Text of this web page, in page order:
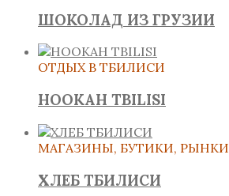
ШОКОЛАД ИЗ ГРУЗИИ
ОТДЫХ В ТБИЛИСИ
HOOKAH TBILISI
МАГАЗИНЫ, БУТИКИ, РЫНКИ
ХЛЕБ ТБИЛИСИ